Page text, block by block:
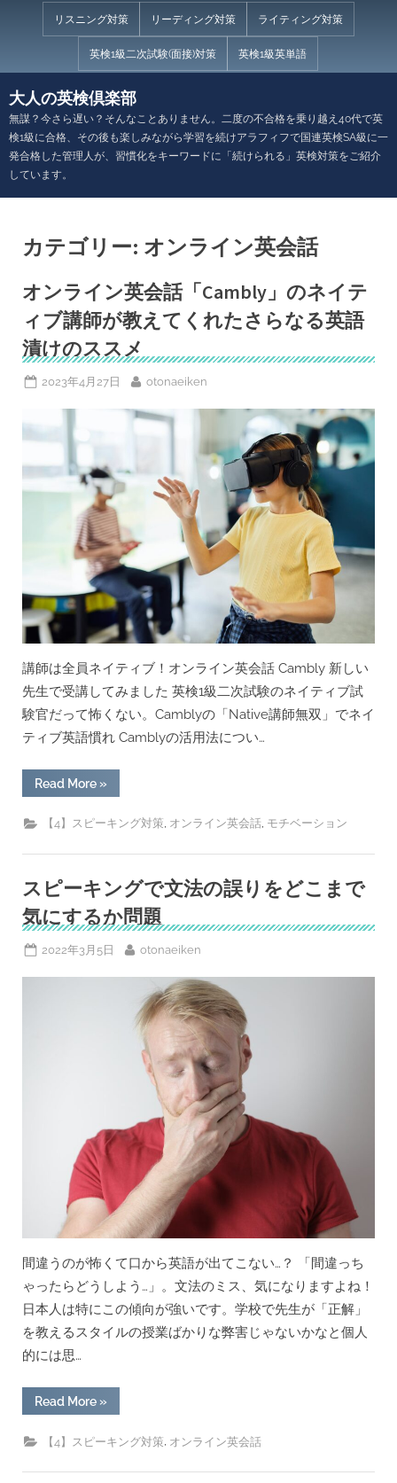
リスニング対策 リーディング対策 ライティング対策
英検1級二次試験(面接)対策 英検1級英単語
大人の英検倶楽部
無謀？今さら遅い？そんなことありません。二度の不合格を乗り越え40代で英
検1級に合格、その後も楽しみながら学習を続けアラフィフで国連英検SA級に一
発合格した管理人が、習慣化をキーワードに「続けられる」英検対策をご紹介
しています。
カテゴリー: オンライン英会話
オンライン英会話「Cambly」のネイテ
ィブ講師が教えてくれたさらなる英語
漬けのススメ
Posted
2023年4月27日 By
otonaeiken
講師は全員ネイティブ！オンライン英会話 Cambly 新しい
先生で受講してみました 英検1級二次試験のネイティブ試
験官だって怖くない。Camblyの「Native講師無双」でネイ
ティブ英語慣れ Camblyの活用法につい…
Read More“オ
ン
イ
会
「Cambly」
の
ネ
イ
テ
ィ
ブ
師
英
語
漬
け
の
ス
ス
メ”
»
【4】スピーキング対策 オンライン英会話 モチベーション
スピーキングで文法の誤りをどこまで
気にするか問題
Posted
2022年3月5日 By
otonaeiken
間違うのが怖くて口から英語が出てこない…？ 「間違っち
ゃったらどうしよう…」。文法のミス、気になりますよね！
日本人は特にこの傾向が強いです。学校で先生が「正解」
を教えるスタイルの授業ばかりな弊害じゃないかなと個人
的には思…
Read More“ス
ピ
キ
で
»
【4】スピーキング対策, オンライン英会話